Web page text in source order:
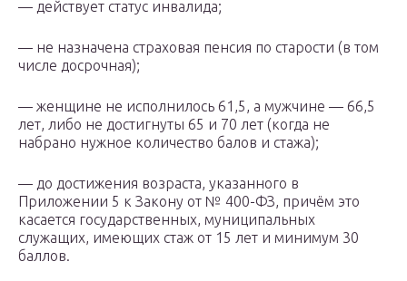
— действует статус инвалида;
— не назначена страховая пенсия по старости (в том
числе досрочная);
— женщине не исполнилось 61,5, а мужчине — 66,5
лет, либо не достигнуты 65 и 70 лет (когда не
набрано нужное количество балов и стажа);
— до достижения возраста, указанного в
Приложении 5 к Закону от № 400-ФЗ, причём это
касается государственных, муниципальных
служащих, имеющих стаж от 15 лет и минимум 30
баллов.